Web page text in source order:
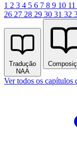
1 2 3 4 5 6 7 8 9 10 11
26 27 28 29 30 31 32
Tradução
NAA
Ver todos os capítulos